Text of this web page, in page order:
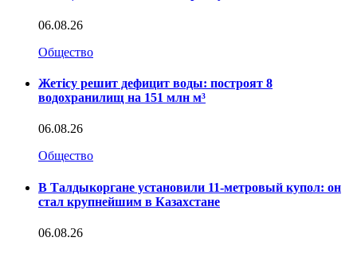
06.08.26
Общество
Жетісу решит дефицит воды: построят 8
водохранилищ на 151 млн м³
06.08.26
Общество
В Талдыкоргане установили 11-метровый купол: он
стал крупнейшим в Казахстане
06.08.26